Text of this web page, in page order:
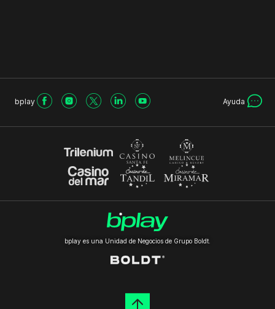
bplay Ayuda
bplay es una Unidad de Negocios de Grupo Boldt.